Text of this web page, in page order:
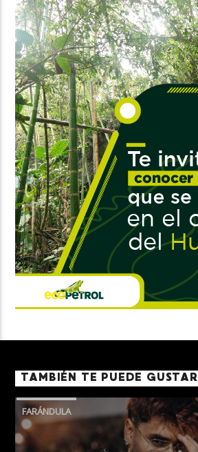
TAMBIÉN TE PUEDE GUSTAR
FARÁNDULA